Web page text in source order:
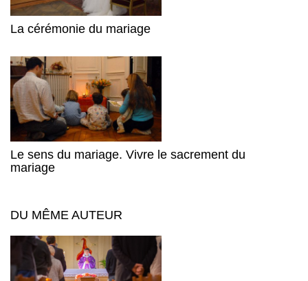
La cérémonie du mariage
Le sens du mariage. Vivre le sacrement du
mariage
DU MÊME AUTEUR